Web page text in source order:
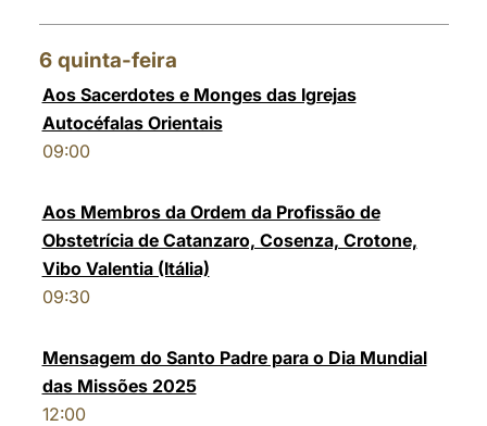
6 quinta-feira
Aos Sacerdotes e Monges das Igrejas
Autocéfalas Orientais
09:00
Aos Membros da Ordem da Profissão de
Obstetrícia de Catanzaro, Cosenza, Crotone,
Vibo Valentia (Itália)
09:30
Mensagem do Santo Padre para o Dia Mundial
das Missões 2025
12:00